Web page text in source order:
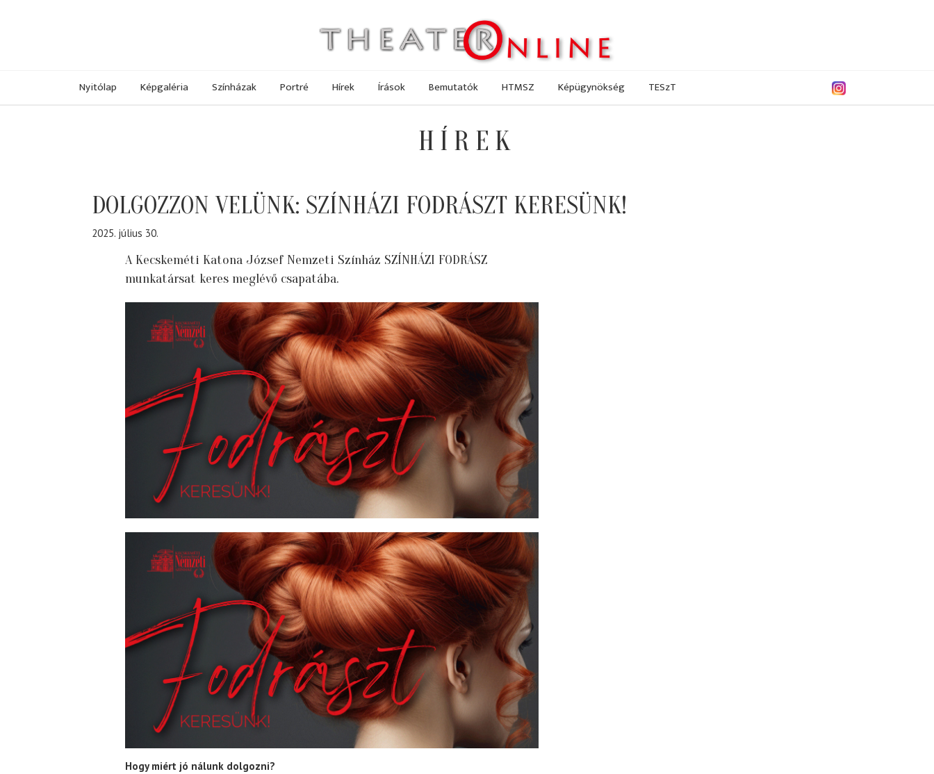
Nyitólap Képgaléria Színházak Portré Hírek Írások Bemutatók HTMSZ Képügynökség TESzT
HÍREK
DOLGOZZON VELÜNK: SZÍNHÁZI FODRÁSZT KERESÜNK!
2025. július 30.
A Kecskeméti Katona József Nemzeti Színház SZÍNHÁZI FODRÁSZ
munkatársat keres meglévő csapatába.
Hogy miért jó nálunk dolgozni?